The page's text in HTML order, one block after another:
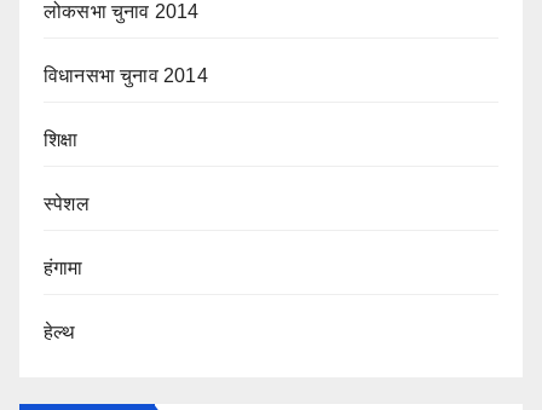
लोकसभा चुनाव 2014
विधानसभा चुनाव 2014
शिक्षा
स्पेशल
हंगामा
हेल्थ